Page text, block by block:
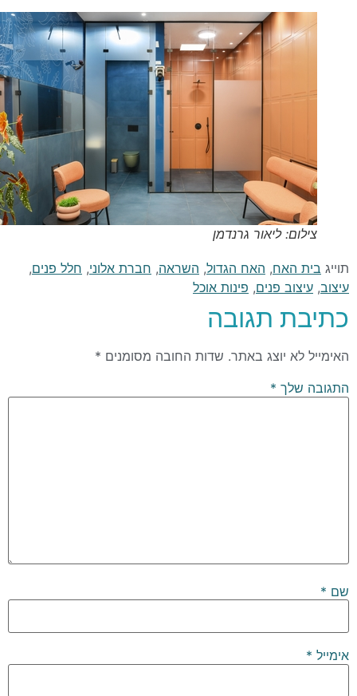
צילום: ליאור גרנדמן
תוייג בית האח, האח הגדול, השראה, חברת אלוני, חלל פנים,
עיצוב, עיצוב פנים, פינות אוכל
כתיבת תגובה
האימייל לא יוצג באתר. שדות החובה מסומנים *
התגובה שלך *
שם *
אימייל *